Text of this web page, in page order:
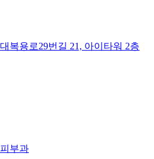
복용로29번길 21, 아이타워 2층
부과